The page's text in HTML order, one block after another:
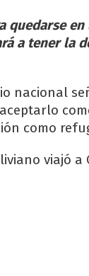
quedarse
a tener la
nacional
como
viajó a